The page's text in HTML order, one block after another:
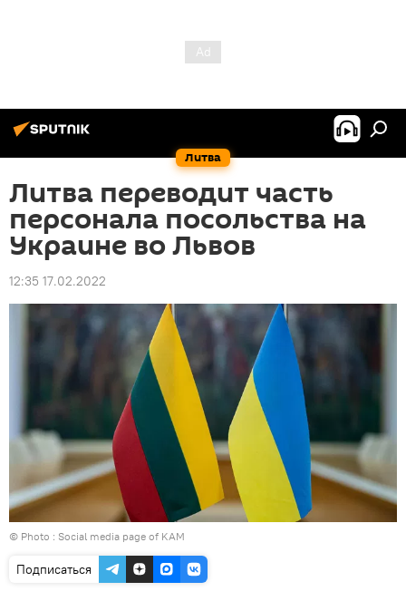
Литва
Литва переводит часть
персонала посольства на
Украине во Львов
12:35 17.02.2022
© Photo : Social media page of KAM
Подписаться